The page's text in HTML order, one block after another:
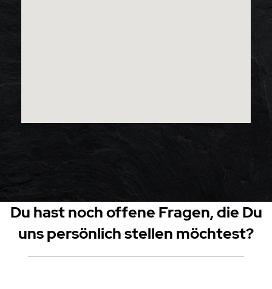
Du hast noch offene Fragen, die Du
uns persönlich stellen möchtest?